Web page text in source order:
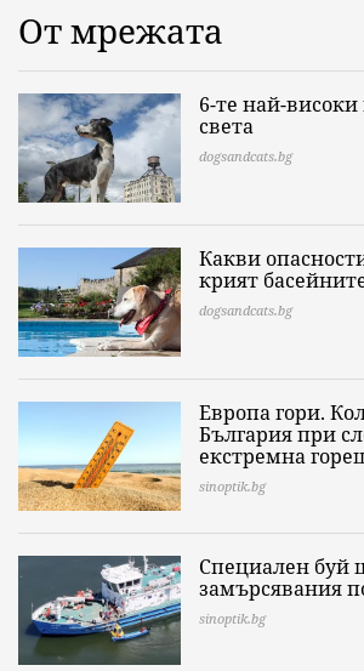
От мрежата
6-те най-
света
dogsandcats.bg
Какви
крият
dogsandcats.bg
Европа гори.
България при
екстремна
sinoptik.bg
Специален буй
замърсявания
sinoptik.bg